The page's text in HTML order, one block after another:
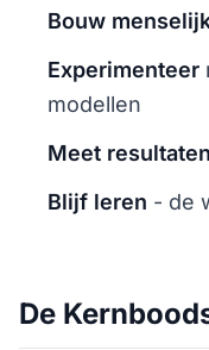
Bouw
Experimenteer
modellen
Meet resultaten
Blijf leren - de
De